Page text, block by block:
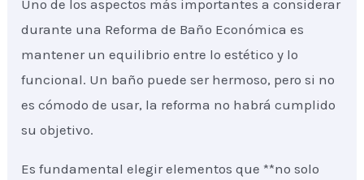
Uno de los aspectos más importantes a considerar
durante una Reforma de Baño Económica es
mantener un equilibrio entre lo estético y lo
funcional. Un baño puede ser hermoso, pero si no
es cómodo de usar, la reforma no habrá cumplido
su objetivo.
Es fundamental elegir elementos que **no solo